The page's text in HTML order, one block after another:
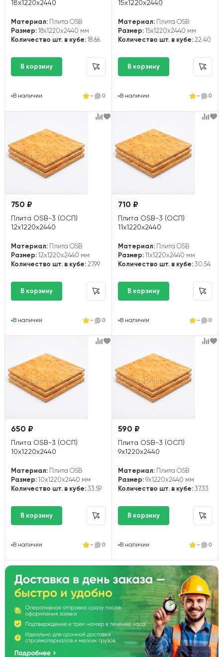
18х1220х2440
Материал: Плита OSB
Размер: 18x1220x2440 мм
Количество шт. в кубе: 18.66
В наличии - 0
15х1220х2440
Материал:Плита OSB
Размер:15x1220x2440 мм
Количество шт. в кубе:22.40
В наличии - 0
750 ₽
Плита OSB-3 (ОСП)
12х1220х2440
Материал: Плита OSB
Размер: 12x1220x2440 мм
Количество шт. в кубе: 27.99
В наличии - 0
710 ₽
Плита OSB-3 (ОСП)
11х1220х2440
Материал:Плита OSB
Размер:11x1220x2440 мм
Количество шт. в кубе:30.54
В наличии - 0
650 ₽
Плита OSB-3 (ОСП)
10х1220х2440
Материал: Плита OSB
Размер: 10x1220x2440 мм
Количество шт. в кубе: 33.59
В наличии - 0
590 ₽
Плита OSB-3 (ОСП)
9х1220х2440
Материал:Плита OSB
Размер:9x1220x2440 мм
Количество шт. в кубе:37.33
В наличии - 0